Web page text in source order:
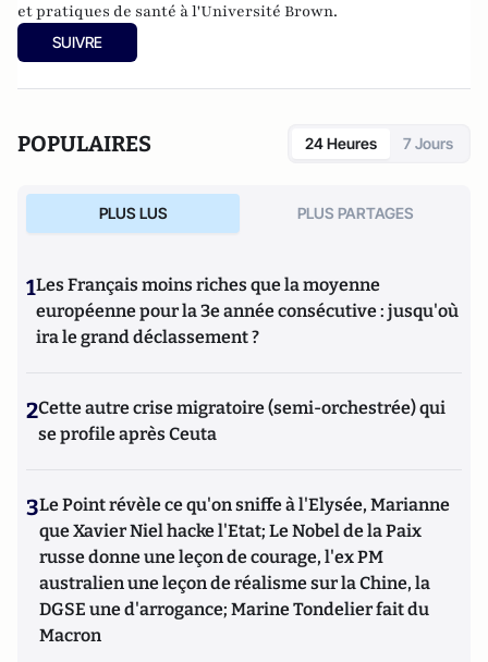
et pratiques de santé à l'Université Brown.
SUIVRE
POPULAIRES 24 Heures 7 Jours
PLUS LUS PLUS PARTAGES
1Les Français moins riches que la moyenne
européenne pour la 3e année consécutive : jusqu'où
ira le grand déclassement ?
2Cette autre crise migratoire (semi-orchestrée) qui
se profile après Ceuta
3Le Point révèle ce qu'on sniffe à l'Elysée, Marianne
que Xavier Niel hacke l'Etat; Le Nobel de la Paix
russe donne une leçon de courage, l'ex PM
australien une leçon de réalisme sur la Chine, la
DGSE une d'arrogance; Marine Tondelier fait du
Macron